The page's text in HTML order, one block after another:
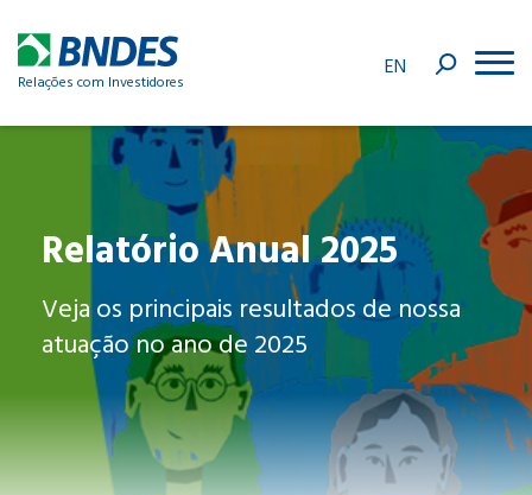
Relações com Investidores
EN
Relatório Anual 2025
Veja os principais resultados de nossa
atuação no ano de 2025